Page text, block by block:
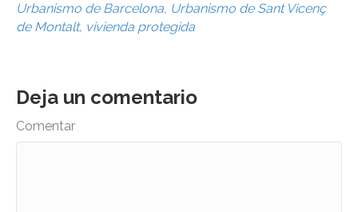
Urbanismo de Barcelona, Urbanismo de Sant Vicenç
de Montalt, vivienda protegida
Deja un comentario
Comentar